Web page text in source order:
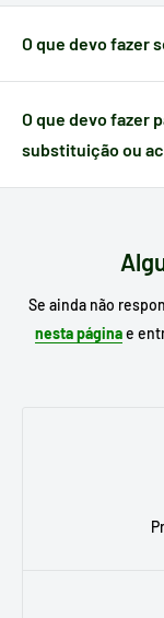
O que devo fazer
Quando um artigo
transporte,dispõe
receção
para nos
O que devo fazer
substituição ou
Escreva no motor
Se ainda não
nesta páginae